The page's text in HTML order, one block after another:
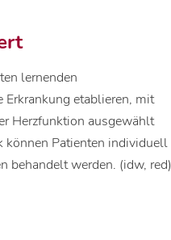
lernenden
Erkrankung etablieren, mit
Herzfunktion ausgewählt
können Patienten individuell
behandelt werden. (idw, red)